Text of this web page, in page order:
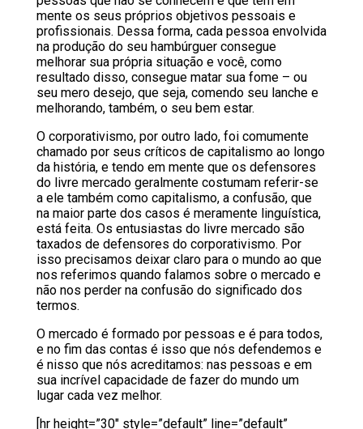
mente os seus próprios objetivos pessoais e
profissionais. Dessa forma, cada pessoa envolvida
na produção do seu hambúrguer consegue
melhorar sua própria situação e você, como
resultado disso, consegue matar sua fome – ou
seu mero desejo, que seja, comendo seu lanche e
melhorando, também, o seu bem estar.
O corporativismo, por outro lado, foi comumente
chamado por seus críticos de capitalismo ao longo
da história, e tendo em mente que os defensores
do livre mercado geralmente costumam referir-se
a ele também como capitalismo, a confusão, que
na maior parte dos casos é meramente linguística,
está feita. Os entusiastas do livre mercado são
taxados de defensores do corporativismo. Por
isso precisamos deixar claro para o mundo ao que
nos referimos quando falamos sobre o mercado e
não nos perder na confusão do significado dos
termos.
O mercado é formado por pessoas e é para todos,
e no fim das contas é isso que nós defendemos e
é nisso que nós acreditamos: nas pessoas e em
sua incrível capacidade de fazer do mundo um
lugar cada vez melhor.
[hr height=”30″ style=”default” line=”default”